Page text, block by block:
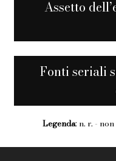
Assetto
Fonti seriali
Legenda: n. r. -